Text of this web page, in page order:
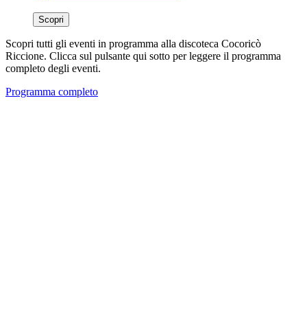
Scopri
Scopri tutti gli eventi in programma alla discoteca Cocoricò
Riccione. Clicca sul pulsante qui sotto per leggere il programma
completo degli eventi.
Programma completo